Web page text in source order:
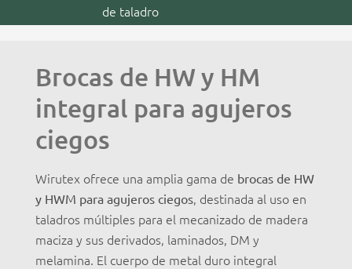
de taladro
Brocas de HW y HM
integral para agujeros
ciegos
Wirutex ofrece una amplia gama de brocas de HW
y HWM para agujeros ciegos, destinada al uso en
taladros múltiples para el mecanizado de madera
maciza y sus derivados, laminados, DM y
melamina. El cuerpo de metal duro integral